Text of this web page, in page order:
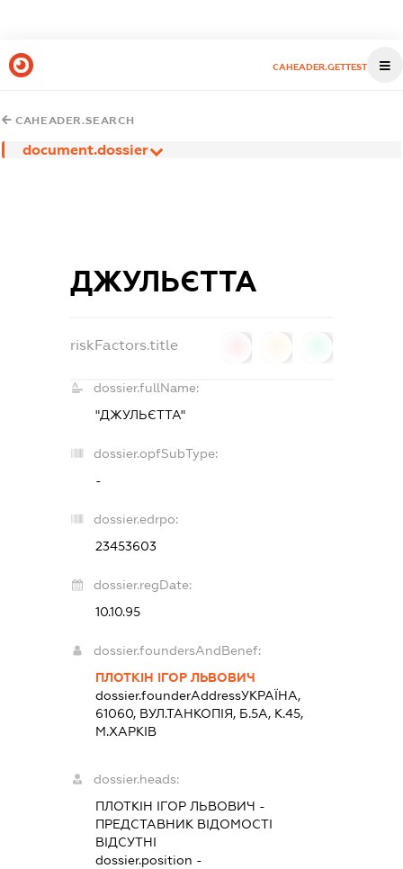
CAHEADER.GETTEST
CAHEADER.SEARCH
document.dossier
ДЖУЛЬЄТТА
riskFactors.title
dossier.fullName:
"ДЖУЛЬЄТТА"
dossier.opfSubType:
-
dossier.edrpo:
23453603
dossier.regDate:
10.10.95
dossier.foundersAndBenef:
ПЛОТКІН ІГОР ЛЬВОВИЧ
dossier.founderAddressУКРАЇНА,
61060, ВУЛ.ТАНКОПІЯ, Б.5А, К.45,
М.ХАРКІВ
dossier.heads:
ПЛОТКІН ІГОР ЛЬВОВИЧ -
ПРЕДСТАВНИКВІДОМОСТІ
ВІДСУТНІ
dossier.position -